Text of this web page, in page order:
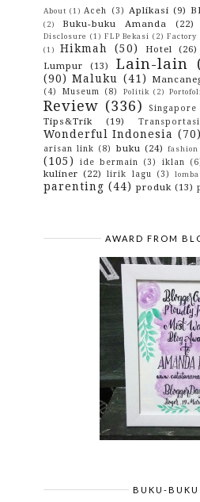
Sekarang belanja
tiduran
Tips seru terbang bareng
Dapat pulsa gratis tiap
Jangan sampai mati gaya
powe...
About
Bagi saya, Ambon adalah
Miyosi, si ceriwis
Fenomena ticket murah
Resep cilok Bandung
Inilah alasan mengapa
Resep Nagasari Manis
Resep Mpek-Mpek Legit
Resep puding coklat ala
Diclosure
Portofolio
(1)
February(2)
January (7)
(29)
(42)
(43)
About (1) Aceh (3) Aplikasi (9)
(2)
Buku-buku Amanda (22)
Disclosure (1) FLP Bekasi (2)
(1)
Hikmah (50) Hotel (26)
Lumpur
(13) Lain-lain
(90) Maluku (41)
(4)
Museum (8) Politik (2)
Review (336) Singapore
Tips&Trik (19) Transportasi
Wonderful Indonesia (70)
arisan link (8) buku (24) fashion
(105)
ide bermain (3) iklan
kuliner (22) lirik lagu (3) lomba
parenting (44) produk (13)
AWARD FROM
BUKU-BUKU